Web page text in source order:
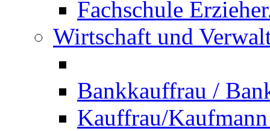
Fachschule
Wirtschaft und
Bankkauffrau /
Kauffrau/